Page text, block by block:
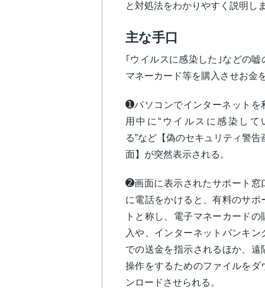
と対処法をわかりやすく説明しま
主な手口
｢ウイルスに感染した｣などの
マネーカード等を購入させお金
➊パソコンでインターネットを
用中に“ウイルスに感染して
る”など【偽のセキュリティ警告
面】が突然表示される。
➋画面に表示されたサポート窓
に電話をかけると、有料のサポ
トと称し、電子マネーカードの
入や、インターネットバンキン
での送金を指示されるほか、遠
操作をするためのファイルをダ
ンロードさせられる。